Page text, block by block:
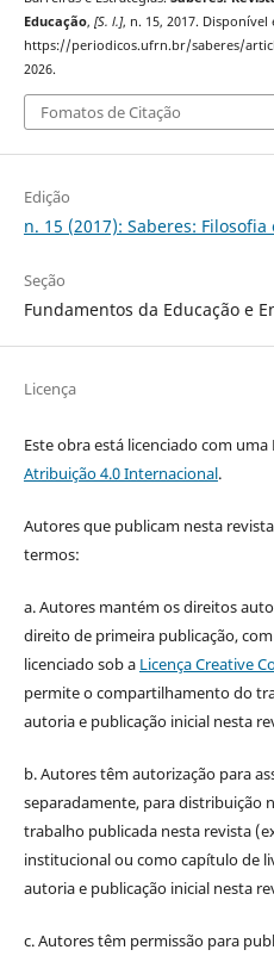
Educação, [S. l.], n. 15, 2017. Disponível
https://periodicos.ufrn.br/saberes/
2026.
Fomatos de Citação
Edição
n. 15 (2017): Saberes: Filosofia
Seção
Fundamentos da Educação e
Licença
Este obra está licenciado com uma
Atribuição 4.0 Internacional.
Autores que publicam nesta
termos:
a. Autores mantém os direitos
direito de primeira publicação,
licenciado sob a Licença Creative
permite o compartilhamento do
autoria e publicação inicial nesta
b. Autores têm autorização para
separadamente, para distribuição
trabalho publicada nesta revista
institucional ou como capítulo de
autoria e publicação inicial nesta
c. Autores têm permissão para